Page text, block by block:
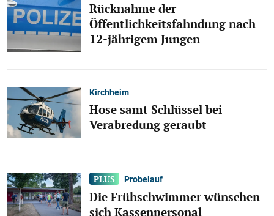
Rücknahme der
Öffentlichkeitsfahndung nach
12-jährigem Jungen
Kirchheim
Hose samt Schlüssel bei
Verabredung geraubt
Probelauf
Die Frühschwimmer wünschen
sich Kassenpersonal